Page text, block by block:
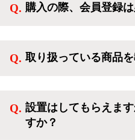
購入の際、会員登録
方、登録しなくてもカ
取り扱っている商品を
活を応援するような家電
電、調理家電、生活家電
設置はしてもらえま
すか？